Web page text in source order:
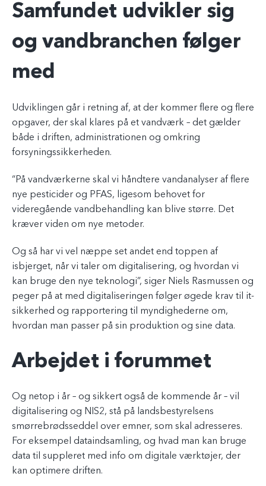
Samfundet udvikler sig
og vandbranchen følger
med
Udviklingen går i retning af, at der kommer flere og flere
opgaver, der skal klares på et vandværk – det gælder
både i driften, administrationen og omkring
forsyningssikkerheden.
“På vandværkerne skal vi håndtere vandanalyser af flere
nye pesticider og PFAS, ligesom behovet for
videregående vandbehandling kan blive større. Det
kræver viden om nye metoder.
Og så har vi vel næppe set andet end toppen af
isbjerget, når vi taler om digitalisering, og hvordan vi
kan bruge den nye teknologi”, siger Niels Rasmussen og
peger på at med digitaliseringen følger øgede krav til it-
sikkerhed og rapportering til myndighederne om,
hvordan man passer på sin produktion og sine data.
Arbejdet i forummet
Og netop i år – og sikkert også de kommende år – vil
digitalisering og NIS2, stå på landsbestyrelsens
smørrebrødsseddel over emner, som skal adresseres.
For eksempel dataindsamling, og hvad man kan bruge
data til suppleret med info om digitale værktøjer, der
kan optimere driften.